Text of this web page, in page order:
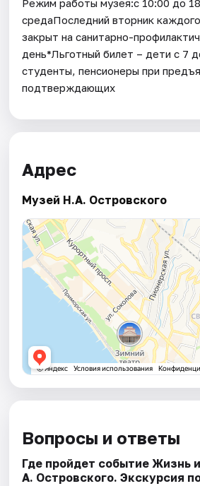
Режим работы музея:с 10:00 до
средаПоследний вторник
закрыт на санитарно-
день*Льготный билет – дети с 7
студенты, пенсионеры при
подтверждающих
Адрес
Музей Н.А. Островского
Вопросы и ответы
Где пройдет событие Жизнь
А. Островского. Экскурсия